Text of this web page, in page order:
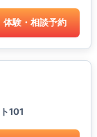
体験・相談予約
101